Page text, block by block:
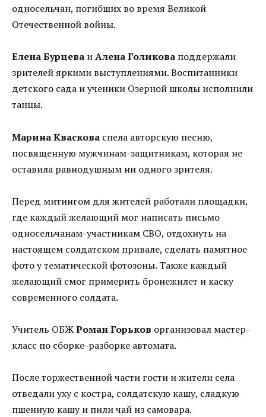
односельчан, погибших во время Великой
Отечественной войны.
Елена Бурцева иАлена Голикова поддержали
зрителей яркими выступлениями. Воспитанники
детского сада и ученики Озерной школы исполнили
танцы.
Марина Кваскова спела авторскую песню,
посвященную мужчинам-защитникам, которая не
оставила равнодушным ни одного зрителя.
Перед митингом для жителей работали площадки,
где каждый желающий мог написать письмо
односельчанам-участникам СВО, отдохнуть на
настоящем солдатском привале, сделать памятное
фото у тематической фотозоны. Также каждый
желающий смог примерить бронежилет и каску
современного солдата.
Учитель ОБЖРоман Горьков организовал мастер-
класс по сборке-разборке автомата.
После торжественной части гости и жители села
отведали уху с костра, солдатскую кашу, сладкую
пшенную кашу и пили чай из самовара.